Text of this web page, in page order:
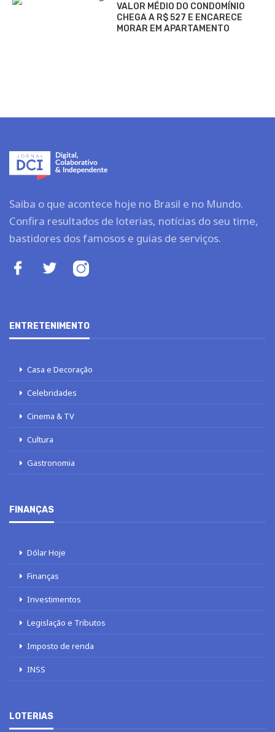
VALOR MÉDIO DO CONDOMÍNIO
CHEGA A R$ 527 E ENCARECE
MORAR EM APARTAMENTO
Saiba o que acontece hoje no Brasil e no Mundo.
Confira resultados de loterias, notícias do seu time,
bastidores dos famosos e guias de serviços.
ENTRETENIMENTO
Casa e Decoração
Celebridades
Cinema & TV
Cultura
Gastronomia
FINANÇAS
Dólar Hoje
Finanças
Investimentos
Legislação e Tributos
Imposto de renda
INSS
LOTERIAS